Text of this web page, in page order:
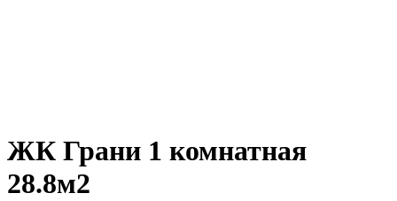
ЖК Грани 1 комнатная
28.8м2